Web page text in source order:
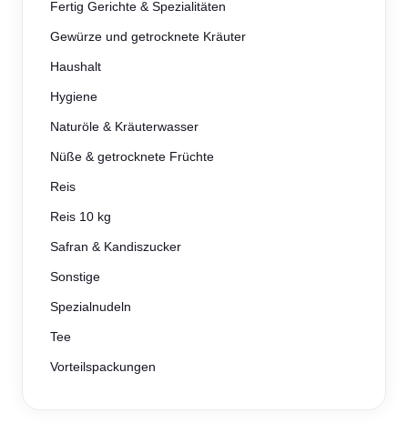
Fertig Gerichte & Spezialitäten
Gewürze und getrocknete Kräuter
Haushalt
Hygiene
Naturöle & Kräuterwasser
Nüße & getrocknete Früchte
Reis
Reis 10 kg
Safran & Kandiszucker
Sonstige
Spezialnudeln
Tee
Vorteilspackungen